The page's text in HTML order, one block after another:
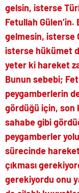
gelsin, isterse
Fetullah
gelmesin, isterse
isterse hükümet
yeter ki hareket
Bunun sebebi;
peygamberlerin
gördüğü için, son
sahabe gibi
peygamberler
sürecinde
çıkması
gerekiyordu onu